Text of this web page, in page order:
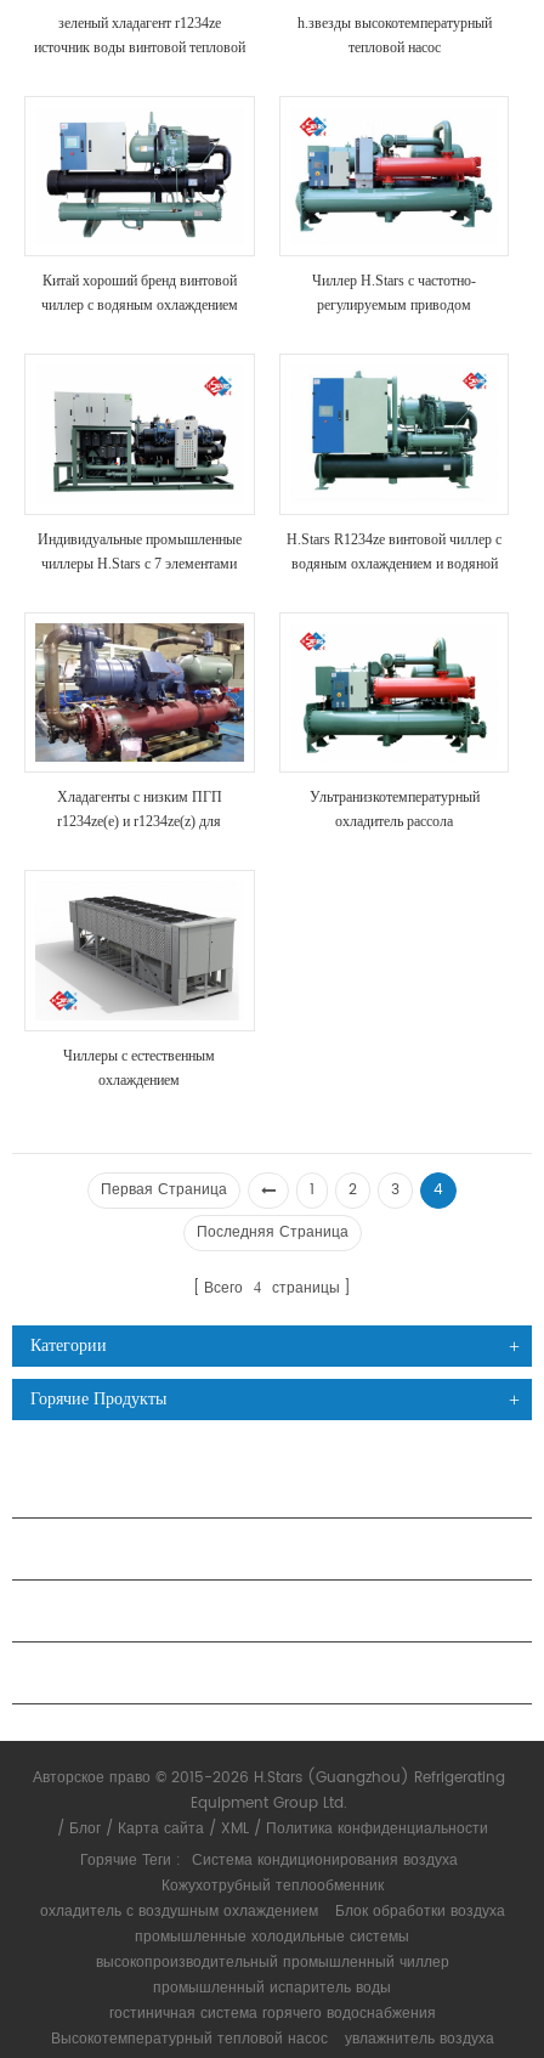
зеленый хладагент r1234ze
источник воды винтовой тепловой
h.звезды высокотемпературный
тепловой насос
Китай хороший бренд винтовой
чиллер с водяным охлаждением
Чиллер H.Stars с частотно-
регулируемым приводом
Индивидуальные промышленные
чиллеры H.Stars с 7 элементами
H.Stars R1234ze винтовой чиллер с
водяным охлаждением и водяной
Хладагенты с низким ПГП
r1234ze(e) и r1234ze(z) для
геотермальных тепловых насосов
Ультранизкотемпературный
охладитель рассола
Чиллеры с естественным
охлаждением
Первая Страница 1 2 3
4
Последняя Страница
Всего 4 страницы
Категории
Горячие Продукты
Авторское право © 2015-2026 H.Stars (Guangzhou) Refrigerating
Equipment Group Ltd.
/ Блог/ Карта сайта/ XML/ Политика конфиденциальности
Горячие Теги : Система кондиционирования воздуха
Кожухотрубный теплообменник
охладитель с воздушным охлаждением
Блок обработки воздуха
промышленные холодильные системы
высокопроизводительный промышленный чиллер
промышленный испаритель воды
гостиничная система горячего водоснабжения
Высокотемпературный тепловой насос
увлажнитель воздуха